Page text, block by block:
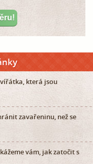
která jsou
zavařeninu, než se
vám, jak zatočit s